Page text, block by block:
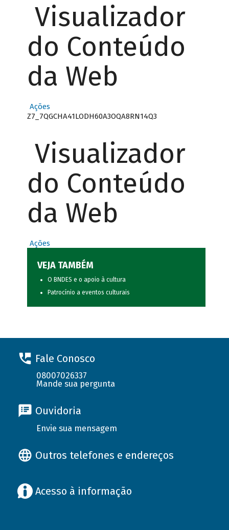
Visualizador
do Conteúdo
da Web
Ações
Z7_7QGCHA41LODH60A3OQA8RN14Q3
Visualizador
do Conteúdo
da Web
Ações
VEJA TAMBÉM
O BNDES e o apoio à cultura
Patrocínio a eventos culturais
Fale Conosco
08007026337
Mande sua pergunta
Ouvidoria
Envie sua mensagem
Outros telefones e endereços
Acesso à informação